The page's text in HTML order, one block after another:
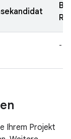
-
Ihrem Projekt